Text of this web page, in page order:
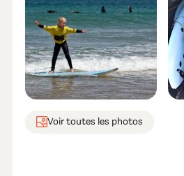
Voir toutes les photos